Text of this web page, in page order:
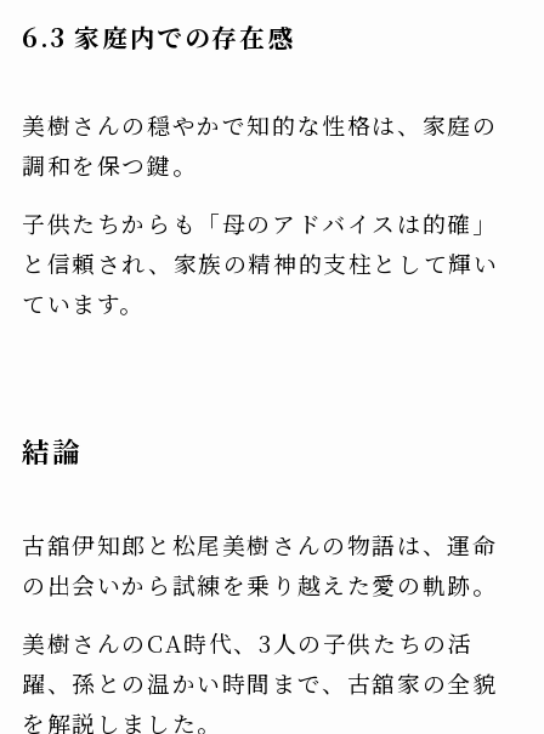
6.3 家庭内での存在感
美樹さんの穏やかで知的な性格は、家庭の
調和を保つ鍵。
子供たちからも「母のアドバイスは的確」
と信頼され、家族の精神的支柱として輝い
ています。
結論
古舘伊知郎と松尾美樹さんの物語は、運命
の出会いから試練を乗り越えた愛の軌跡。
美樹さんのCA時代、3人の子供たちの活
躍、孫との温かい時間まで、古舘家の全貌
を解説しました。